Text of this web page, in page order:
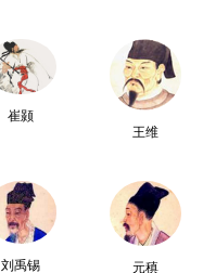
崔颢
王维
刘禹锡 元稹